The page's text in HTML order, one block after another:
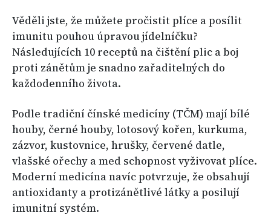
Věděli jste, že můžete pročistit plíce a posílit
imunitu pouhou úpravou jídelníčku?
Následujících 10 receptů na čištění plic a boj
proti zánětům je snadno zařaditelných do
každodenního života.
Podle tradiční čínské medicíny (TČM) mají bílé
houby, černé houby, lotosový kořen, kurkuma,
zázvor, kustovnice, hrušky, červené datle,
vlašské ořechy a med schopnost vyživovat plíce.
Moderní medicína navíc potvrzuje, že obsahují
antioxidanty a protizánětlivé látky a posilují
imunitní systém.